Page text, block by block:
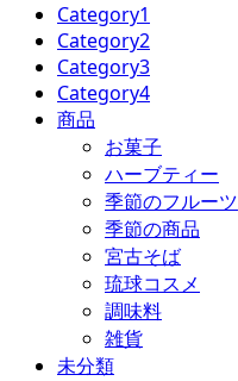
Category1
Category2
Category3
Category4
商品
お菓子
ハーブティー
季節のフルーツ
季節の商品
宮古そば
琉球コスメ
調味料
雑貨
未分類